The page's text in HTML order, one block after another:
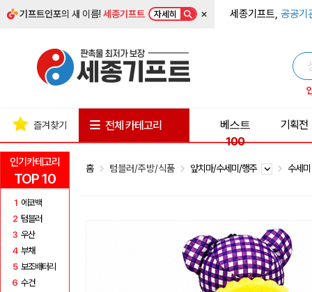
기프트인포의 새 이름!세종기프트 자세히 × 세종기프트, 공공기
인기카테고리
TOP 10
1 에코백
2 텀블러
3 우산
4 부채
5 보조배터리
6 수건
즐겨찾기 전체 카테고리
베스트
100
기획전
홈 텀블러/주방/식품 앞치마/수세미/행주 수세